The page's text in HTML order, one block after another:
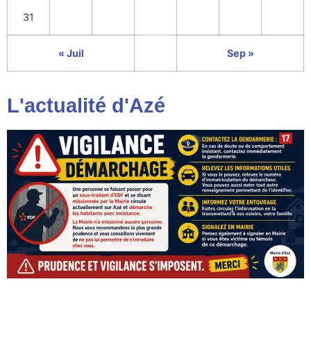
31
« Juil Sep »
L'actualité d'Azé